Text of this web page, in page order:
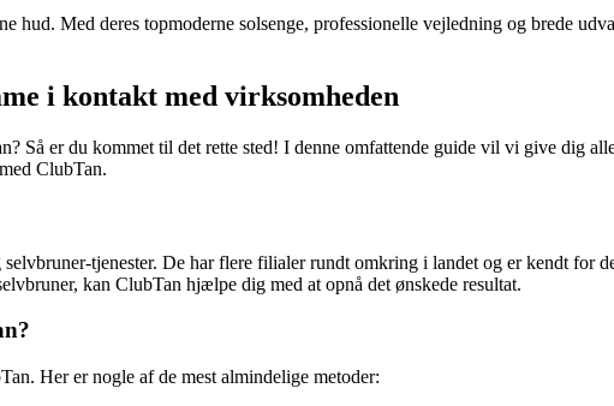
hud. Med deres topmoderne solsenge, professionelle vejledning og brede
i kontakt med virksomheden
Så er du kommet til det rette sted! I denne omfattende guide vil vi give dig
ClubTan.
tjenester. De har flere filialer rundt omkring i landet og er kendt for
kan ClubTan hjælpe dig med at opnå det ønskede resultat.
Her er nogle af de mest almindelige metoder: